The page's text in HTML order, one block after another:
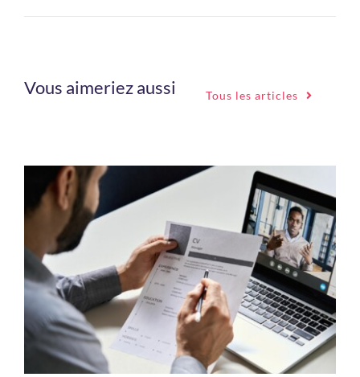
Vous aimeriez aussi Tous les articles